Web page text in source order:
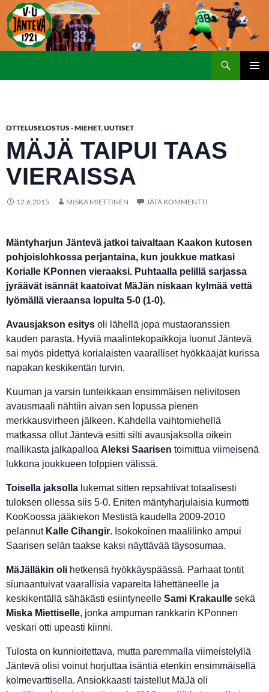
OTTELUSELOSTUS - MIEHET,UUTISET
MÄJÄ TAIPUI TAAS
VIERAISSA
12.6.2015 MISKA MIETTINEN JÄTÄ KOMMENTTI
Mäntyharjun Jäntevä jatkoi taivaltaan Kaakon kutosen
pohjoislohkossa perjantaina, kun joukkue matkasi
Korialle KPonnen vieraaksi. Puhtaalla pelillä sarjassa
jyräävät isännät kaatoivat MäJän niskaan kylmää vettä
lyömällä vieraansa lopulta 5-0 (1-0).
Avausjakson esitys oli lähellä jopa mustaoranssien
kauden parasta. Hyviä maalintekopaikkoja luonut Jäntevä
sai myös pidettyä korialaisten vaaralliset hyökkääjät kurissa
napakan keskikentän turvin.
Kuuman ja varsin tunteikkaan ensimmäisen nelivitosen
avausmaali nähtiin aivan sen lopussa pienen
merkkausvirheen jälkeen. Kahdella vaihtomiehellä
matkassa ollut Jäntevä esitti silti avausjaksolla oikein
mallikasta jalkapalloa Aleksi Saarisen toimittua viimeisenä
lukkona joukkueen tolppien välissä.
Toisella jaksolla lukemat sitten repsahtivat totaalisesti
tuloksen ollessa siis 5-0. Eniten mäntyharjulaisia kurmotti
KooKoossa jääkiekon Mestistä kaudella 2009-2010
pelannut Kalle Cihangir. Isokokoinen maalilinko ampui
Saarisen selän taakse kaksi näyttävää täysosumaa.
MäJälläkin oli hetkensä hyökkäyspäässä. Parhaat tontit
siunaantuivat vaarallisia vapareita lähettäneelle ja
keskikentällä sähäkästi esiintyneelle Sami Krakaulle sekä
Miska Miettiselle, jonka ampuman rankkarin KPonnen
veskari otti upeasti kiinni.
Tulosta on kunnioitettava, mutta paremmalla viimeistelyllä
Jäntevä olisi voinut horjuttaa isäntiä etenkin ensimmäisellä
kolmevarttisella. Ansiokkaasti taistellut MäJä oli